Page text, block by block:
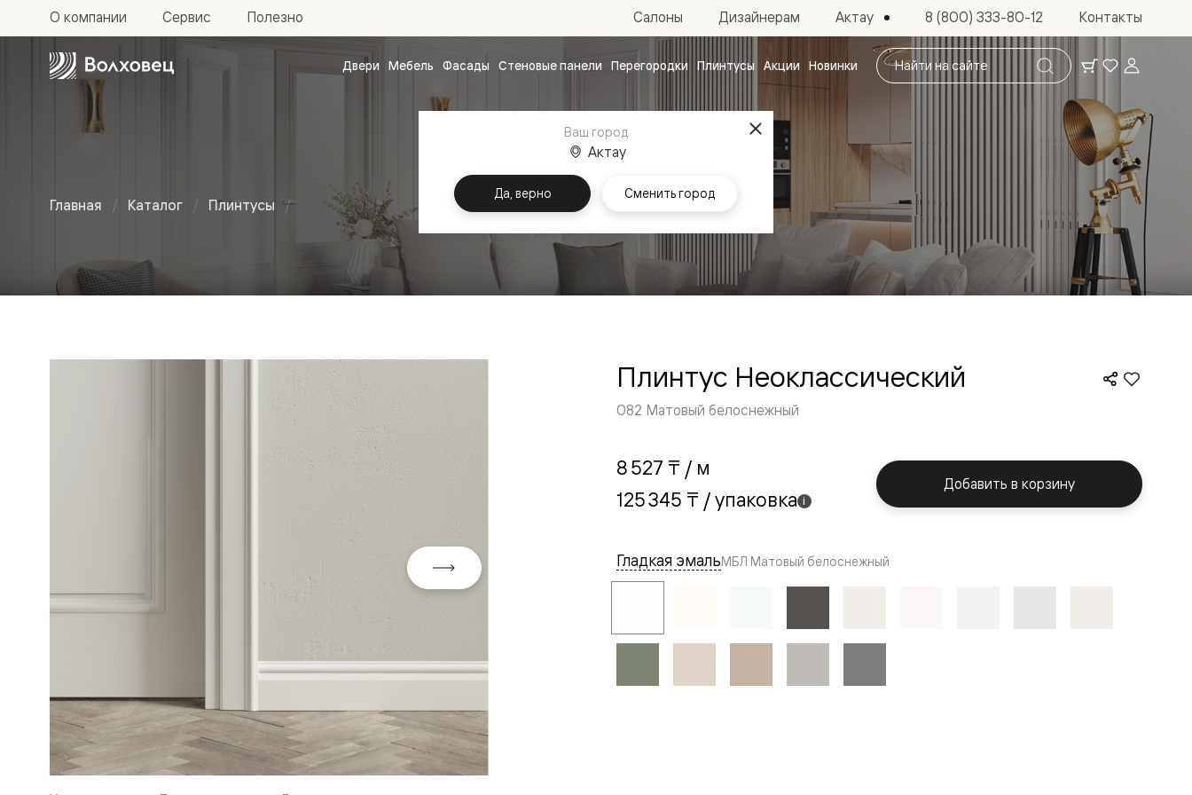
Поиск
по
сайту
Двери Мебель Фасады Стеновые панели Перегородки Плинтусы Акции Новинки
Галант
Нео
Планум
Секрето
скрытые
двери
Фрезерованные
Прайм
Маскот
Эссе
Рокка
Фрэйм
Альба
Дюна
Париж
Классик
Линия
Гладкие
скрытые
Планум
алюминиевая
кромка
Планум
Секрето
двери
Дизайнерские
Селект —
фрезерование
по
О компании Сервис Полезно Салоны Дизайнерам Актау 8 (800) 333-80-12 Контакты
Ваш город
Актау
Да, верно Сменить город
Главная Каталог Плинтусы
Неоклассический
Плинтус Неоклассический
082 Матовый белоснежный
8 527 ₸ / м
125 345 ₸ / упаковка i
Добавить в корзину
Гладкая эмальМБЛ Матовый белоснежный